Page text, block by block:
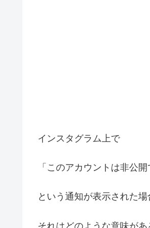
インスタグラム上で
「このアカウントは非公開
という通知が表示された場
それはどのような意味があ